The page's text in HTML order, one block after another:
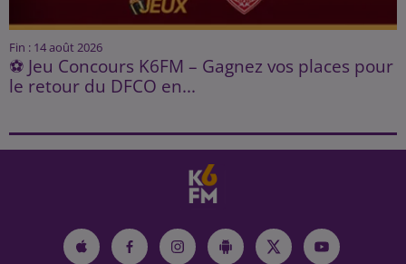
Fin : 14 août 2026
⚽ Jeu Concours K6FM – Gagnez vos places pour
le retour du DFCO en...